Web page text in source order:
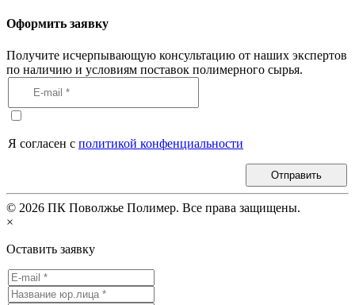
Оформить заявку
Получите исчерпывающую консультацию от наших экспертов
по наличию и условиям поставок полимерного сырья.
Я согласен с политикой конфенциальности
Отправить
© 2026 ПК Поволжье Полимер. Все права защищены.
×
Оставить заявку